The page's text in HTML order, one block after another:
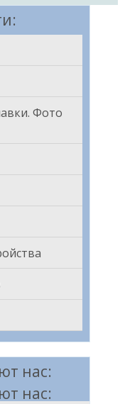
Фото
нас:
нас: